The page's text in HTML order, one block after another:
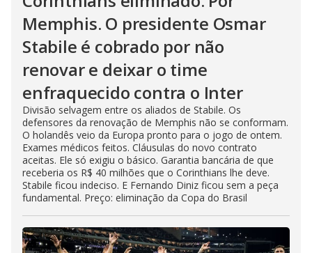
Memphis. O presidente Osmar
Stabile é cobrado por não
renovar e deixar o time
enfraquecido contra o Inter
Divisão selvagem entre os aliados de Stabile. Os
defensores da renovação de Memphis não se conformam.
O holandês veio da Europa pronto para o jogo de ontem.
Exames médicos feitos. Cláusulas do novo contrato
aceitas. Ele só exigiu o básico. Garantia bancária de que
receberia os R$ 40 milhões que o Corinthians lhe deve.
Stabile ficou indeciso. E Fernando Diniz ficou sem a peça
fundamental. Preço: eliminação da Copa do Brasil